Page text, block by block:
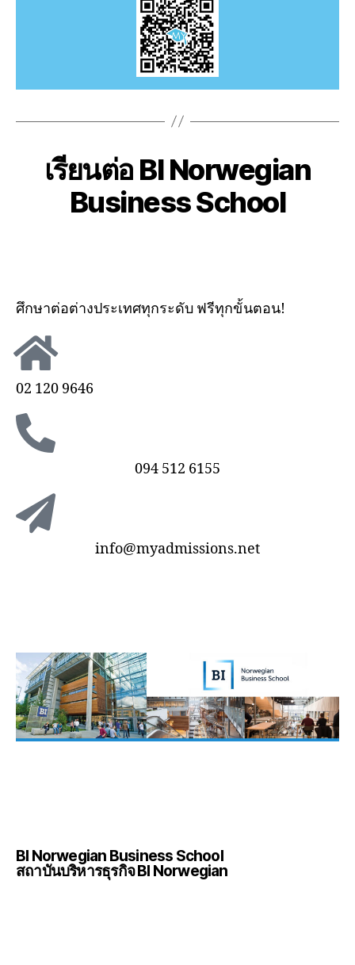
เรียนต่อ BI Norwegian
Business School
ศึกษาต่อต่างประเทศทุกระดับ ฟรีทุกขั้นตอน!
02 120 9646
094 512 6155
info@myadmissions.net
BI Norwegian Business School
สถาบันบริหารธุรกิจ BI Norwegian